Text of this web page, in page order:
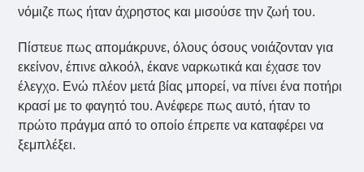
νόμιζε πως ήταν άχρηστος και μισούσε την ζωή του.
Πίστευε πως απομάκρυνε, όλους όσους νοιάζονταν για
εκείνον, έπινε αλκοόλ, έκανε ναρκωτικά και έχασε τον
έλεγχο. Ενώ πλέον μετά βίας μπορεί, να πίνει ένα ποτήρι
κρασί με το φαγητό του. Ανέφερε πως αυτό, ήταν το
πρώτο πράγμα από το οποίο έπρεπε να καταφέρει να
ξεμπλέξει.